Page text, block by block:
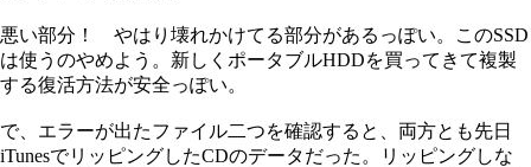
悪い部分！ やはり壊れかけてる部分があるっぽい。このSSD
は使うのやめよう。新しくポータブルHDDを買ってきて複製
する復活方法が安全っぽい。
で、エラーが出たファイル二つを確認すると、両方とも先日
iTunesでリッピングしたCDのデータだった。リッピングしな